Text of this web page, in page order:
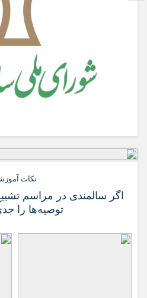
نکات
اگر سالمندی در مراسم
توصیه‌ها را